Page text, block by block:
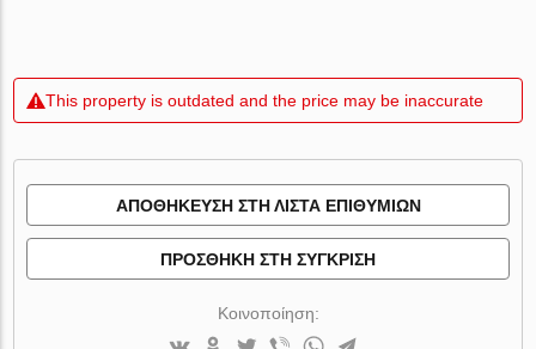
This property is outdated and the price may be inaccurate
ΑΠΟΘΉΚΕΥΣΗ ΣΤΗ ΛΊΣΤΑ ΕΠΙΘΥΜΙΏΝ
ΠΡΟΣΘΉΚΗ ΣΤΗ ΣΎΓΚΡΙΣΗ
Κοινοποίηση: